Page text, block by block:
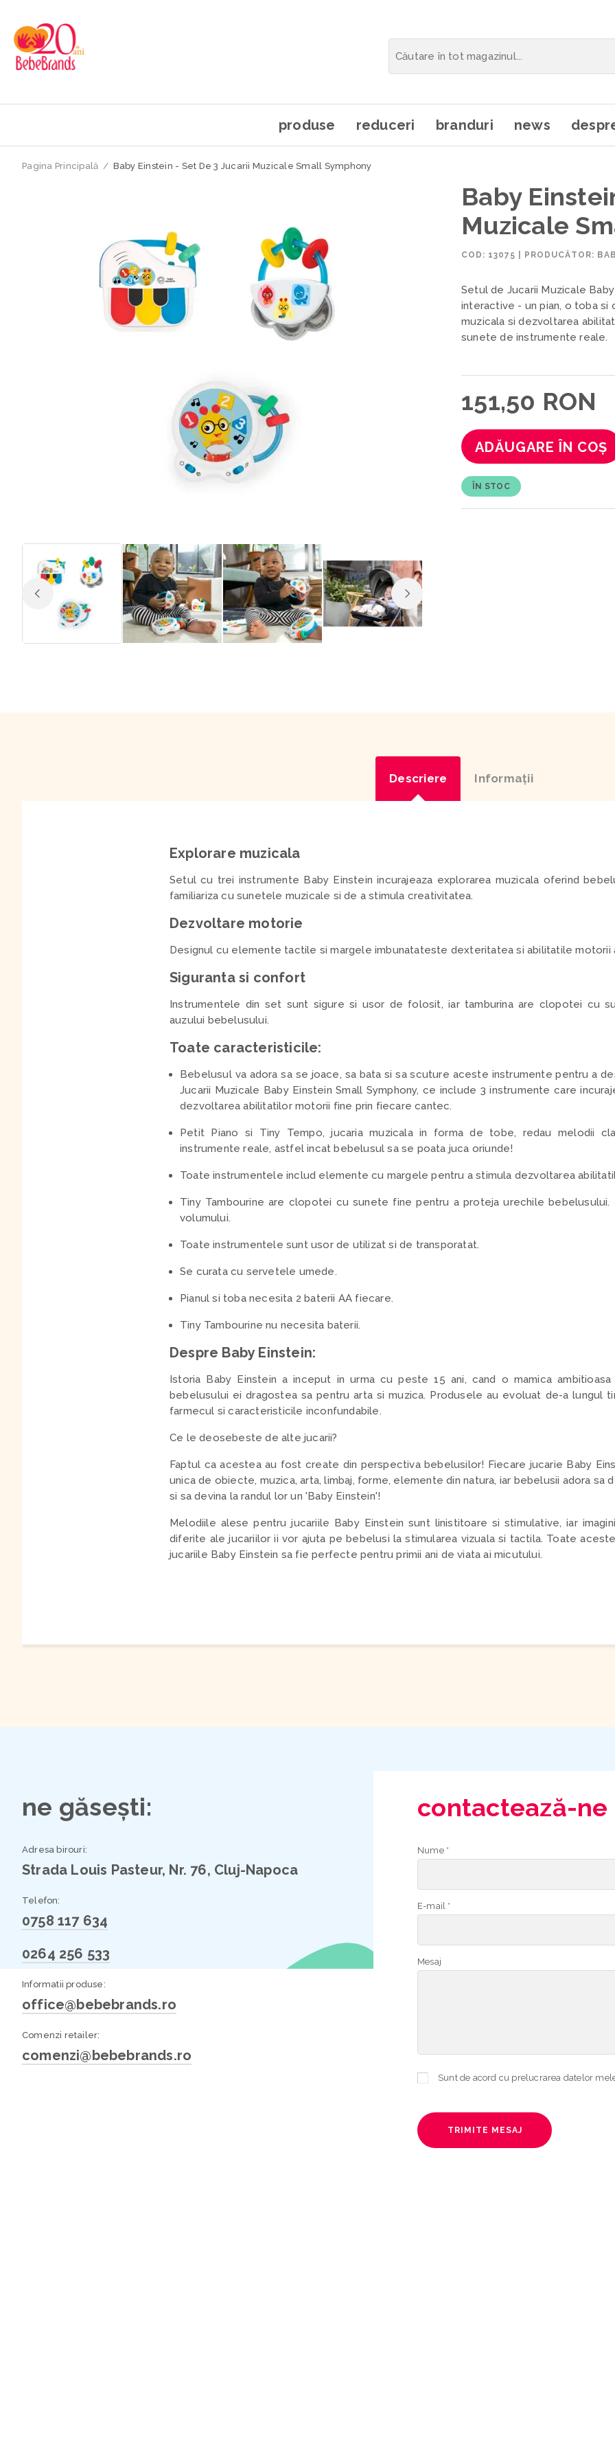
produse reduceri branduri news
Pagina Principală / Baby Einstein - Set De 3 Jucarii Muzicale Small Symphony
Baby
Muzicale
COD: 13075 PRODUCĂTOR:
Setul de Jucarii Muzicale
interactive - un pian, o toba
muzicala si dezvoltarea
sunete de instrumente reale.
151,50 RON
ADĂUGARE ÎN COȘ
ÎN STOC
Descriere Informaţii
Explorare muzicala
Setul cu trei instrumente Baby Einstein incurajeaza explorarea muzicala oferind
familiariza cu sunetele muzicale si de a stimula creativitatea.
Dezvoltare motorie
Designul cu elemente tactile si margele imbunatateste dexteritatea si abilitatile motorii
Siguranta si confort
Instrumentele din set sunt sigure si usor de folosit, iar tamburina are clopotei cu
auzului bebelusului.
Toate caracteristicile:
Bebelusul va adora sa se joace, sa bata si sa scuture aceste instrumente pentru a
Jucarii Muzicale Baby Einstein Small Symphony, ce include 3 instrumente care
dezvoltarea abilitatilor motorii fine prin fiecare cantec.
Petit Piano si Tiny Tempo, jucaria muzicala in forma de tobe, redau melodii
instrumente reale, astfel incat bebelusul sa se poata juca oriunde!
Toate instrumentele includ elemente cu margele pentru a stimula dezvoltarea
Tiny Tambourine are clopotei cu sunete fine pentru a proteja urechile
volumului.
Toate instrumentele sunt usor de utilizat si de transporatat.
Se curata cu servetele umede.
Pianul si toba necesita 2 baterii AA fiecare.
Tiny Tambourine nu necesita baterii.
Despre Baby Einstein:
Istoria Baby Einstein a inceput in urma cu peste 15 ani, cand o mamica
bebelusului ei dragostea sa pentru arta si muzica. Produsele au evoluat de-a lungul
farmecul si caracteristicile inconfundabile.
Ce le deosebeste de alte jucarii?
Faptul ca acestea au fost create din perspectiva bebelusilor! Fiecare jucarie Baby
unica de obiecte, muzica, arta, limbaj, forme, elemente din natura, iar bebelusii adora
si sa devina la randul lor un 'Baby Einstein'!
Melodiile alese pentru jucariile Baby Einstein sunt linistitoare si stimulative, iar
diferite ale jucariilor ii vor ajuta pe bebelusi la stimularea vizuala si tactila. Toate
jucariile Baby Einstein sa fie perfecte pentru primii ani de viata ai micutului.
ne găsești:
Adresa birouri:
Strada Louis Pasteur, Nr. 76, Cluj-Napoca
Telefon:
0758 117 634
0264 256 533
Informatii produse:
office@bebebrands.ro
Comenzi retailer:
comenzi@bebebrands.ro
contactează-ne
Nume *
E-mail *
Mesaj
TRIMITE MESAJ